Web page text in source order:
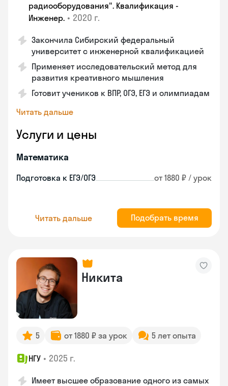
радиооборудования". Квалификация -
Инженер. • 2020 г.
Закончила Сибирский федеральный
университет с инженерной квалификацией
Применяет исследовательский метод для
развития креативного мышления
Готовит учеников к ВПР, ОГЭ, ЕГЭ и олимпиадам
Читать дальше
Услуги и цены
Математика
Подготовка к ЕГЭ/ОГЭ от 1880 ₽ / урок
Читать дальше Подобрать время
Никита
5 от 1880 ₽ за урок 5 лет опыта
НГУ • 2025 г.
Имеет высшее образование одного из самых